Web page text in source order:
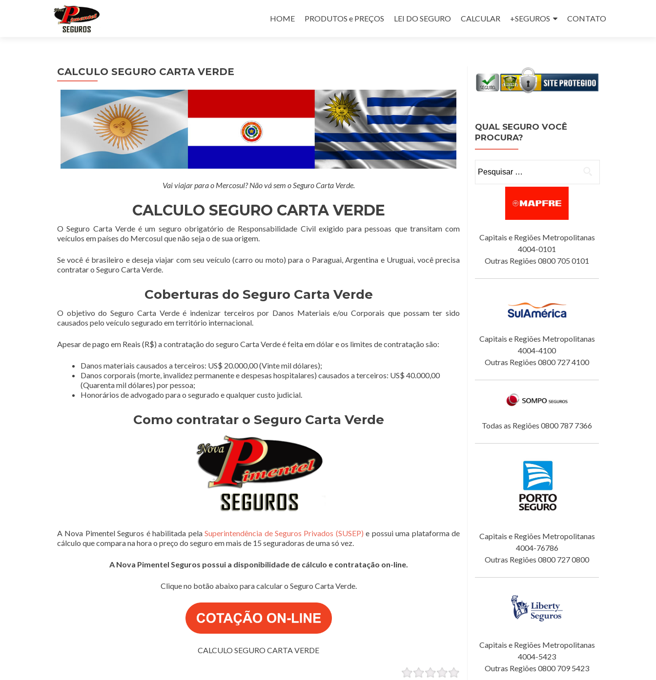
HOME
PRODUTOS e PREÇOS LEI DO SEGURO CALCULAR +SEGUROS CONTATO
CALCULO SEGURO CARTA VERDE
Vai viajar para o Mercosul? Não vá sem o Seguro Carta Verde.
CALCULO SEGURO CARTA VERDE
O Seguro Carta Verde é um seguro obrigatório de Responsabilidade Civil exigido para pessoas que transitam com
veículos em países do Mercosul que não seja o de sua origem.
Se você é brasileiro e deseja viajar com seu veículo (carro ou moto) para o Paraguai, Argentina e Uruguai, você precisa
contratar o Seguro Carta Verde.
Coberturas do Seguro Carta Verde
O objetivo do Seguro Carta Verde é indenizar terceiros por Danos Materiais e/ou Corporais que possam ter sido
causados pelo veículo segurado em território internacional.
Apesar de pago em Reais (R$) a contratação do seguro Carta Verde é feita em dólar e os limites de contratação são:
Danos materiais causados a terceiros: US$ 20.000,00 (Vinte mil dólares);
Danos corporais (morte, invalidez permanente e despesas hospitalares) causados a terceiros: US$ 40.000,00
(Quarenta mil dólares) por pessoa;
Honorários de advogado para o segurado e qualquer custo judicial.
Como contratar o Seguro Carta Verde
A Nova Pimentel Seguros é habilitada pelaSuperintendência de Seguros Privados (SUSEP) e possui uma plataforma de
cálculo que compara na hora o preço do seguro em mais de 15 seguradoras de uma só vez.
A Nova Pimentel Seguros possui a disponibilidade de cálculo e contratação on-line.
Clique no botão abaixo para calcular o Seguro Carta Verde.
CALCULO SEGURO CARTA VERDE
QUAL SEGURO VOCÊ
PROCURA?
Capitais e Regiões Metropolitanas
4004-0101
Outras Regiões 0800 705 0101
Capitais e Regiões Metropolitanas
4004-4100
Outras Regiões 0800 727 4100
Todas as Regiões 0800 787 7366
Capitais e Regiões Metropolitanas
4004-76786
Outras Regiões 0800 727 0800
Capitais e Regiões Metropolitanas
4004-5423
Outras Regiões 0800 709 5423